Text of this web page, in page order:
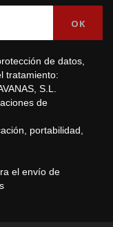
de datos,
tratamiento:
S.L.
de
portabilidad,
el envío de